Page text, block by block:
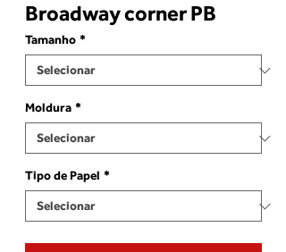
Broadway corner PB
Tamanho *
Moldura *
Tipo de Papel *